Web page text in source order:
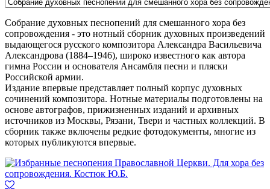
Собрание духовных песнопений для смешанного хора без
сопровождения - это нотный сборник духовных произведений
выдающегося русского композитора Александра Васильевича
Александрова (1884–1946), широко известного как автора
гимна России и основателя Ансамбля песни и пляски
Российской армии.
Издание впервые представляет полный корпус духовных
сочинений композитора. Нотные материалы подготовлены на
основе автографов, прижизненных изданий и архивных
источников из Москвы, Рязани, Твери и частных коллекций. В
сборник также включены редкие фотодокументы, многие из
которых публикуются впервые.